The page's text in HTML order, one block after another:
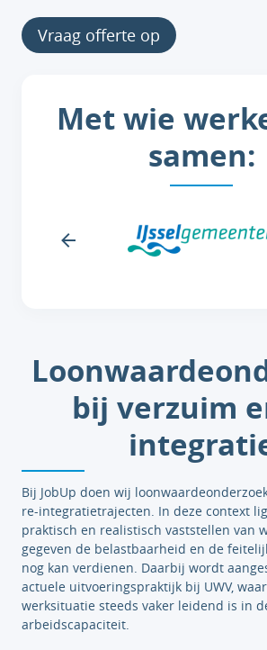
Vraag offerte op
Met wie
samen:
bij verzuim
Bij JobUp doen wij
re-integratietrajecten. In deze context
praktisch en realistisch vaststellen van
gegeven de belastbaarheid en de
nog kan verdienen. Daarbij wordt
actuele uitvoeringspraktijk bij UWV,
werksituatie steeds vaker leidend is in
arbeidscapaciteit.